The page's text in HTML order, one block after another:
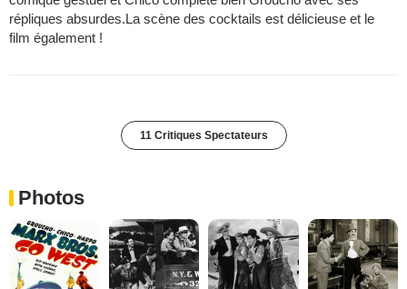
répliques absurdes.La scène des cocktails est délicieuse et le
film également !
11 Critiques Spectateurs
Photos